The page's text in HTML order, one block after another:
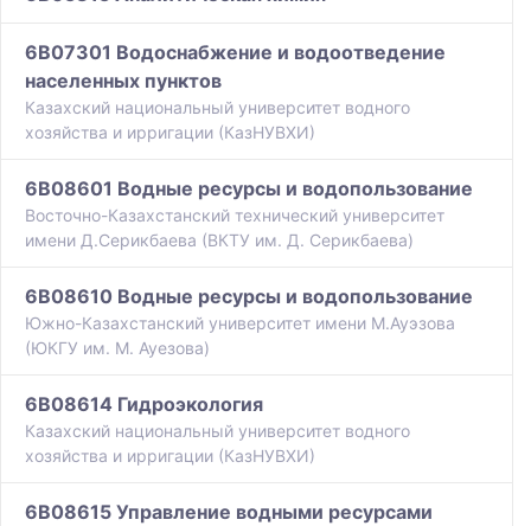
6B07301 Водоснабжение и водоотведение
населенных пунктов
Казахский национальный университет водного
хозяйства и ирригации (КазНУВХИ)
6B08601 Водные ресурсы и водопользование
Восточно-Казахстанский технический университет
имени Д.Серикбаева (ВКТУ им. Д. Серикбаева)
6B08610 Водные ресурсы и водопользование
Южно-Казахстанский университет имени М.Ауэзова
(ЮКГУ им. М. Ауезова)
6B08614 Гидроэкология
Казахский национальный университет водного
хозяйства и ирригации (КазНУВХИ)
6B08615 Управление водными ресурсами